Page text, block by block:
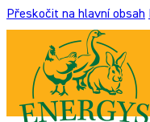
Přeskočit na hlavní obsah